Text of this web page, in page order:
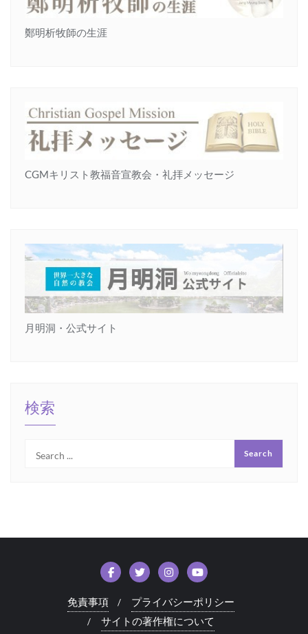
鄭明析牧師の生涯
CGMキリスト教福音宣教会・礼拝メッセージ
月明洞・公式サイト
検索
免責事項
プライバシーポリシー
サイトの著作権について